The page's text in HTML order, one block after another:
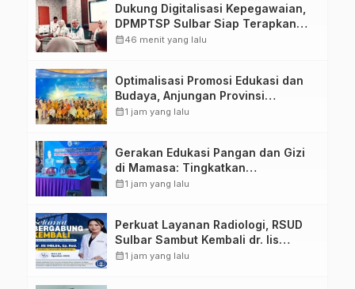
Dukung Digitalisasi Kepegawaian,
DPMPTSP Sulbar Siap Terapkan
Aplikasi FLEKSI ASN
calendar_month46 menit yang lalu
Optimalisasi Promosi Edukasi dan
Budaya, Anjungan Provinsi
Sulawesi Barat Perkuat Kolaborasi
calendar_month1 jam yang lalu
Gerakan Edukasi Pangan dan Gizi
di Mamasa: Tingkatkan
Pengetahuan dan Keterampilan
calendar_month1 jam yang lalu
Perkuat Layanan Radiologi, RSUD
Sulbar Sambut Kembali dr. Iis
Imelda, Sp.Rad
calendar_month1 jam yang lalu